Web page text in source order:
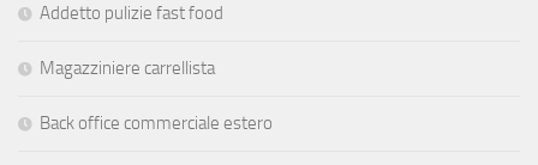
Addetto pulizie fast food
Magazziniere carrellista
Back office commerciale estero